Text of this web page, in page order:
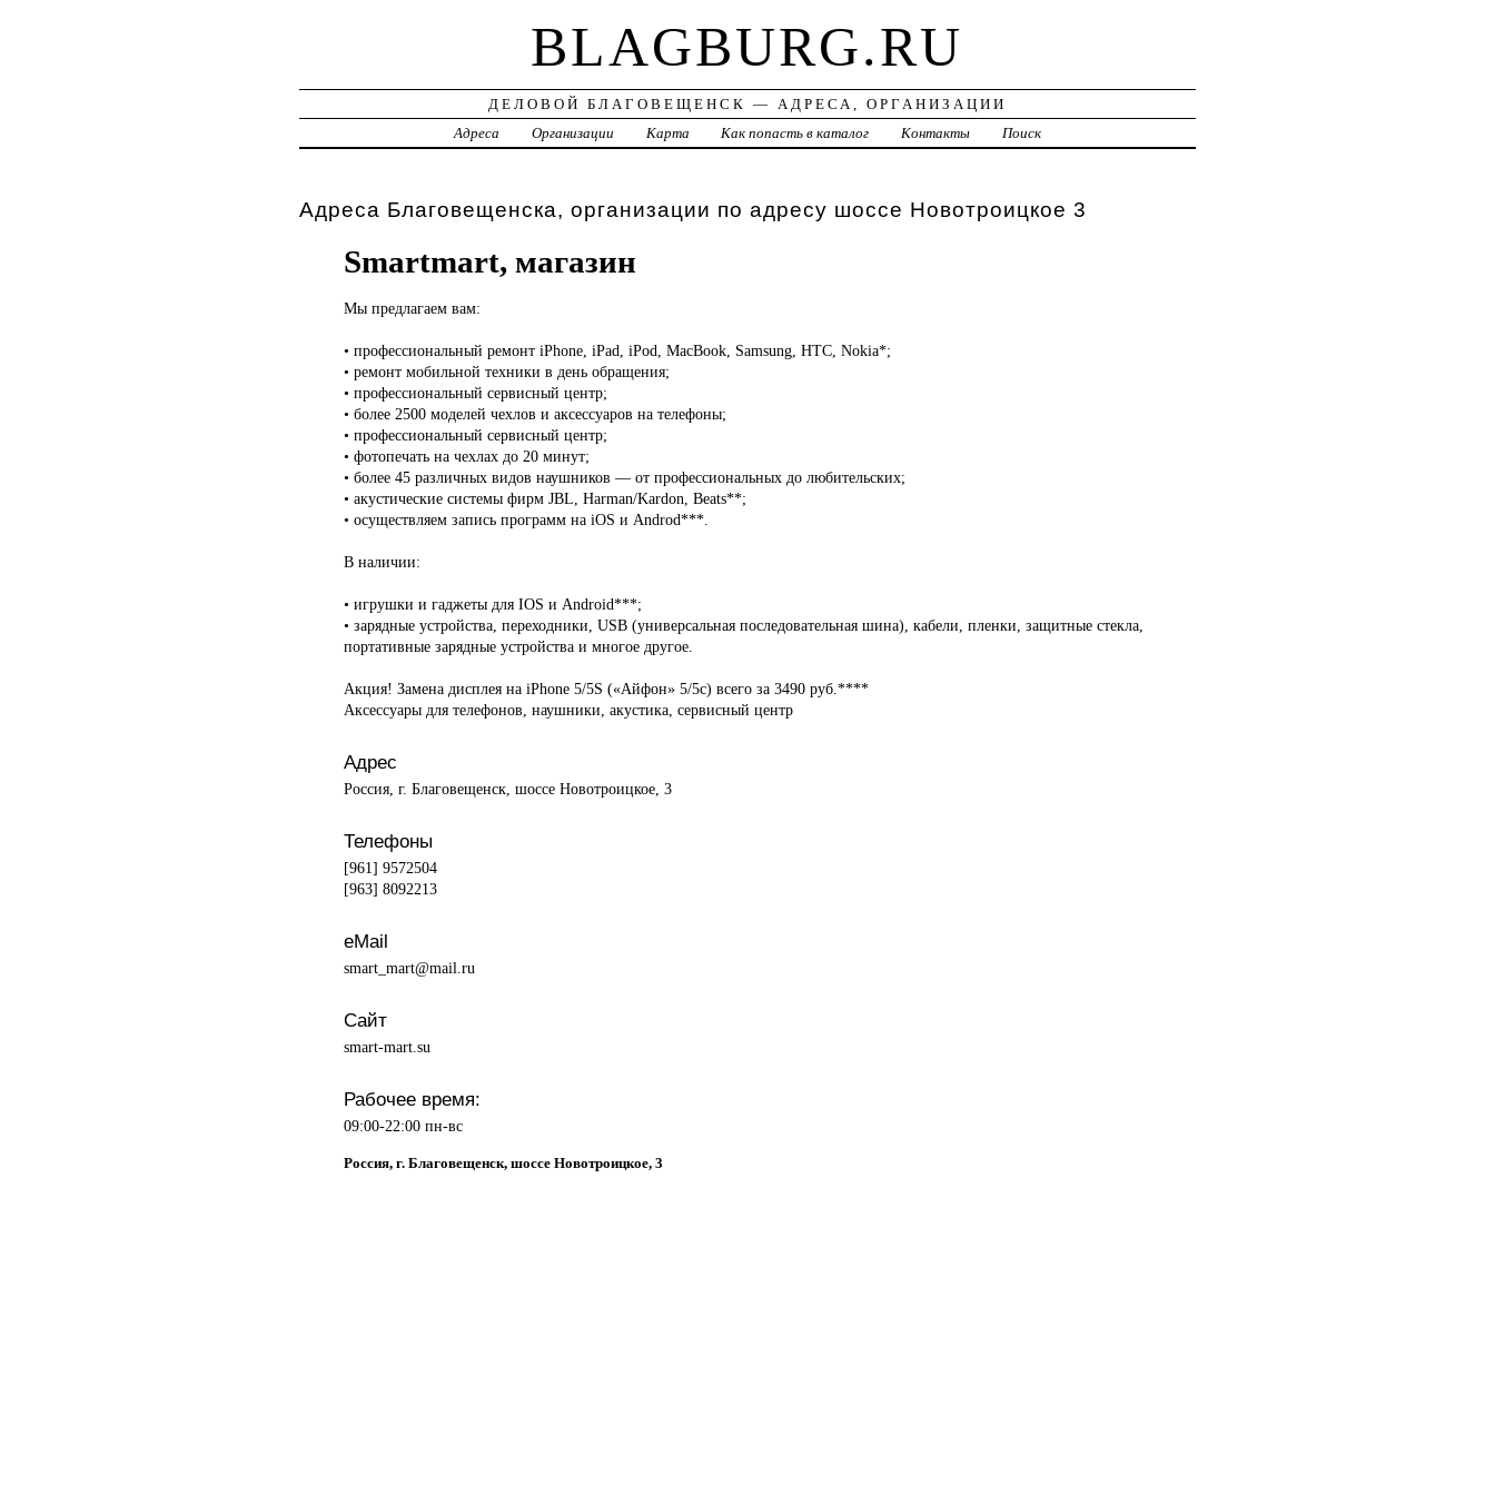
BLAGBURG.RU
ДЕЛОВОЙ БЛАГОВЕЩЕНСК — АДРЕСА, ОРГАНИЗАЦИИ
Адреса
Организации Карта Как попасть в каталог Контакты Поиск
Адреса Благовещенска, организации по адресу шоссе Новотроицкое 3
Smartmart, магазин
Мы предлагаем вам:
• профессиональный ремонт iPhone, iPad, iPod, MacBook, Samsung, HTC, Nokia*;
• ремонт мобильной техники в день обращения;
• профессиональный сервисный центр;
• более 2500 моделей чехлов и аксессуаров на телефоны;
• профессиональный сервисный центр;
• фотопечать на чехлах до 20 минут;
• более 45 различных видов наушников — от профессиональных до любительских;
• акустические системы фирм JBL, Harman/Kardon, Beats**;
• осуществляем запись программ на iOS и Androd***.
В наличии:
• игрушки и гаджеты для IOS и Android***;
• зарядные устройства, переходники, USB (универсальная последовательная шина), кабели, пленки, защитные стекла,
портативные зарядные устройства и многое другое.
Акция! Замена дисплея на iPhone 5/5S («Айфон» 5/5с) всего за 3490 руб.****
Аксессуары для телефонов, наушники, акустика, сервисный центр
Адрес
Россия, г. Благовещенск, шоссе Новотроицкое, 3
Телефоны
[961] 9572504
[963] 8092213
eMail
smart_mart@mail.ru
Сайт
smart-mart.su
Рабочее время:
09:00-22:00 пн-вс
Россия, г. Благовещенск, шоссе Новотроицкое, 3